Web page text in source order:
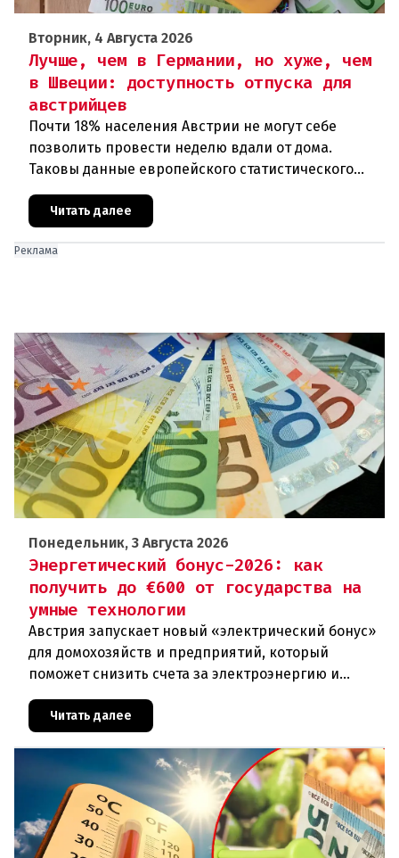
Вторник, 4 Августа 2026
Лучше, чем в Германии, но хуже, чем
в Швеции: доступность отпуска для
австрийцев
Почти 18% населения Австрии не могут себе
позволить провести неделю вдали от дома.
Таковы данные европейского статистического
стране выглядит лучше ср
Читать далее
Реклама
Понедельник, 3 Августа 2026
Энергетический бонус-2026: как
получить до €600 от государства на
умные технологии
Австрия запускает новый «электрический бонус»
для домохозяйств и предприятий, который
поможет снизить счета за электроэнергию и
получить до 600 евро на устано
Читать далее